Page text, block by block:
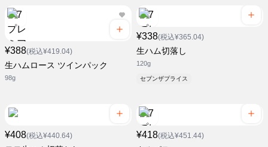
¥388(税込¥419.04)
生ハムロース ツインパック
98g
¥338(税込¥365.04)
生ハム切落し
120g
セブンザプライス
¥408(税込¥440.64) ¥418(税込¥451.44)